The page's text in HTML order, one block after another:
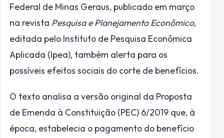
Federal de Minas Geraus, publicado em março
na revista Pesquisa e Planejamento Econômico,
editada pelo Instituto de Pesquisa Econômica
Aplicada (Ipea), também alerta para os
possíveis efeitos sociais do corte de benefícios.
O texto analisa a versão original da Proposta
de Emenda à Constituição (PEC) 6/2019 que, à
época, estabelecia o pagamento do benefício